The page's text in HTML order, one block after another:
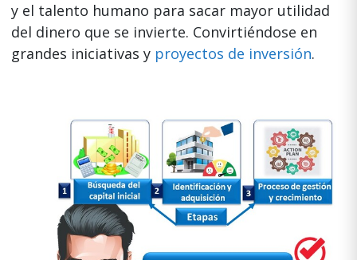
y el talento humano para sacar mayor utilidad
del dinero que se invierte. Convirtiéndose en
grandes iniciativas y proyectos de inversión.